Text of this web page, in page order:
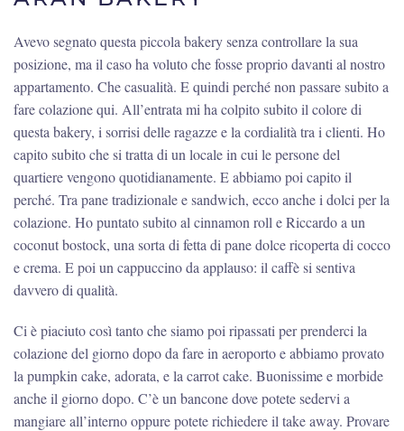
Avevo segnato questa piccola bakery senza controllare la sua
posizione, ma il caso ha voluto che fosse proprio davanti al nostro
appartamento. Che casualità. E quindi perché non passare subito a
fare colazione qui. All’entrata mi ha colpito subito il colore di
questa bakery, i sorrisi delle ragazze e la cordialità tra i clienti. Ho
capito subito che si tratta di un locale in cui le persone del
quartiere vengono quotidianamente. E abbiamo poi capito il
perché. Tra pane tradizionale e sandwich, ecco anche i dolci per la
colazione. Ho puntato subito al cinnamon roll e Riccardo a un
coconut bostock, una sorta di fetta di pane dolce ricoperta di cocco
e crema. E poi un cappuccino da applauso: il caffè si sentiva
davvero di qualità.
Ci è piaciuto così tanto che siamo poi ripassati per prenderci la
colazione del giorno dopo da fare in aeroporto e abbiamo provato
la pumpkin cake, adorata, e la carrot cake. Buonissime e morbide
anche il giorno dopo. C’è un bancone dove potete sedervi a
mangiare all’interno oppure potete richiedere il take away. Provare